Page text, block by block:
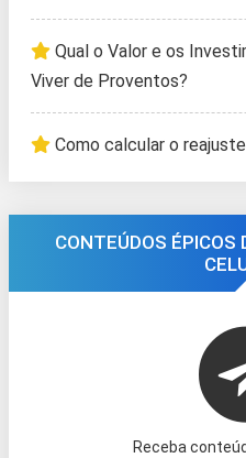
Qual o Valor e os
Viver de Proventos?
Como calcular o
CONTEÚDOS ÉPICOS
Receba